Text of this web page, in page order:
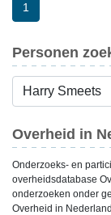
1
Personen
Overheid in
Onderzoeks- en
overheidsdatabase
onderzoeken onder
Overheid in